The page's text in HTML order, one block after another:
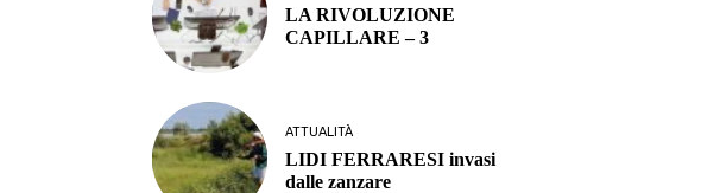
LA RIVOLUZIONE
CAPILLARE – 3
ATTUALITÀ
LIDI FERRARESI invasi
dalle zanzare